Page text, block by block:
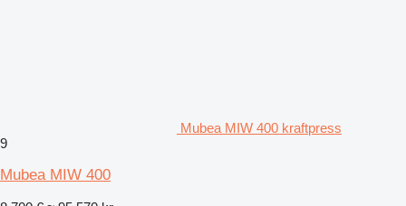
Mubea MIW 400 kraftpress
9
Mubea MIW 400